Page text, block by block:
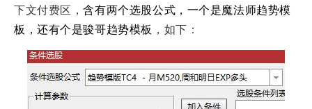
下文付费区，含有两个选股公式，一个是魔法师趋势模
板，还有个是骏哥趋势模板 ，如下：